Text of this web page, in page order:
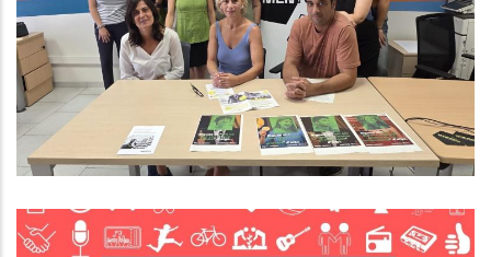
Educació
Joventut